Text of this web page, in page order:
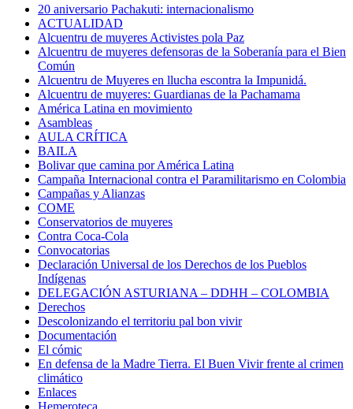
20 aniversario Pachakuti: internacionalismo
ACTUALIDAD
Alcuentru de muyeres Activistes pola Paz
Alcuentru de muyeres defensoras de la Soberanía para el Bien
Común
Alcuentru de Muyeres en llucha escontra la Impunidá.
Alcuentru de muyeres: Guardianas de la Pachamama
América Latina en movimiento
Asambleas
AULA CRÍTICA
BAILA
Bolivar que camina por América Latina
Campaña Internacional contra el Paramilitarismo en Colombia
Campañas y Alianzas
COME
Conservatorios de muyeres
Contra Coca-Cola
Convocatorias
Declaración Universal de los Derechos de los Pueblos
Indígenas
DELEGACIÓN ASTURIANA – DDHH – COLOMBIA
Derechos
Descolonizando el territoriu pal bon vivir
Documentación
El cómic
En defensa de la Madre Tierra. El Buen Vivir frente al crimen
climático
Enlaces
Hemeroteca